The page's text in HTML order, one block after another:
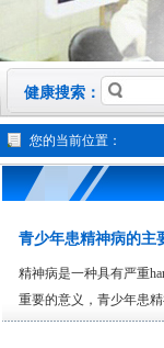
健康搜索：
您的当前位置：
青少年患精神病的主
精神病是一种具有严重
重要的意义，青少年患